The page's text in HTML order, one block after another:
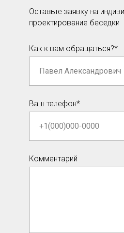
Оставьте заявку на
проектирование беседки
Как к вам обращаться?*
Ваш телефон*
Комментарий